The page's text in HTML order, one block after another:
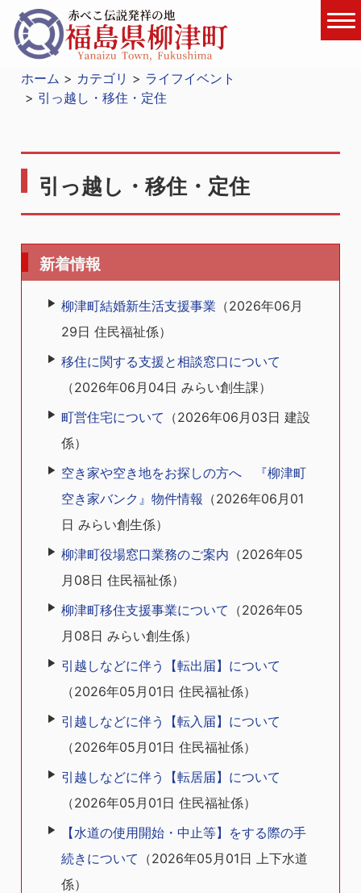
ホーム カテゴリ
ライフイベント
引っ越し・移住・定住
引っ越し・移住・定住
新着情報
柳津町結婚新生活支援事業 （2026年06月
29日 住民福祉係）
移住に関する支援と相談窓口について
（2026年06月04日 みらい創生課）
町営住宅について （2026年06月03日 建設
係）
空き家や空き地をお探しの方へ 『柳津町
空き家バンク』物件情報 （2026年06月01
日 みらい創生係）
柳津町役場窓口業務のご案内 （2026年05
月08日 住民福祉係）
柳津町移住支援事業について （2026年05
月08日 みらい創生係）
引越しなどに伴う【転出届】について
（2026年05月01日 住民福祉係）
引越しなどに伴う【転入届】について
（2026年05月01日 住民福祉係）
引越しなどに伴う【転居届】について
（2026年05月01日 住民福祉係）
【水道の使用開始・中止等】をする際の手
続きについて （2026年05月01日 上下水道
係）